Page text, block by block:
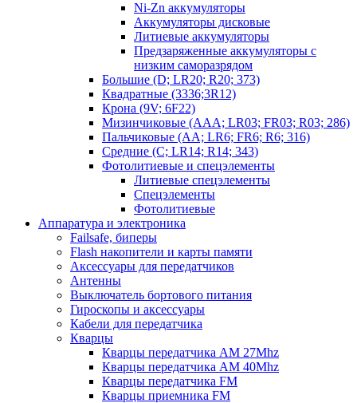
Ni-Zn аккумуляторы
Аккумуляторы дисковые
Литиевые аккумуляторы
Предзаряженные аккумуляторы с
низким саморазрядом
Большие (D; LR20; R20; 373)
Квадратные (3336;3R12)
Крона (9V; 6F22)
Мизинчиковые (AAA; LR03; FR03; R03; 286)
Пальчиковые (AA; LR6; FR6; R6; 316)
Средние (C; LR14; R14; 343)
Фотолитиевые и спецэлементы
Литиевые спецэлементы
Спецэлементы
Фотолитиевые
Аппаратура и электроника
Failsafe, биперы
Flash накопители и карты памяти
Аксессуары для передатчиков
Антенны
Выключатель бортового питания
Гироскопы и аксессуары
Кабели для передатчика
Кварцы
Кварцы передатчика AM 27Mhz
Кварцы передатчика AM 40Mhz
Кварцы передатчика FM
Кварцы приемника FM